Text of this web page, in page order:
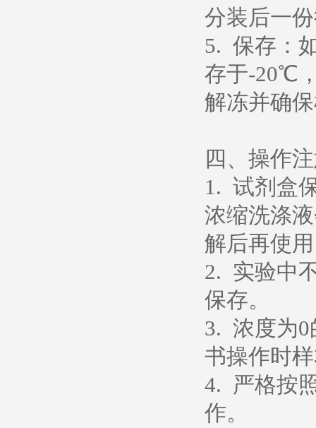
分装后一
5. 保存：
存于-20℃
解冻并确
四、操作
1. 试剂盒
浓缩洗涤
解后再使
2. 实验中
保存。
3. 浓度为0
书操作时
4. 严格按
作。